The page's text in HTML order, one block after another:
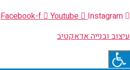
Facebook-f
Youtube
Instagram
עיצוב ובנייה אדאקטיב